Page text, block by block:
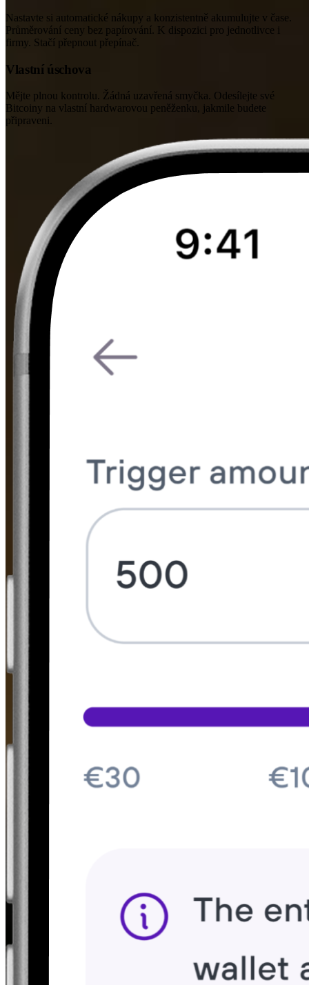
Nastavte si automatické nákupy a konzistentně akumulujte v čase.
Průměrování ceny bez papírování. K dispozici pro jednotlivce i
firmy. Stačí přepnout přepínač.
Vlastní úschova
Mějte plnou kontrolu. Žádná uzavřená smyčka. Odesílejte své
Bitcoiny na vlastní hardwarovou peněženku, jakmile budete
připraveni.